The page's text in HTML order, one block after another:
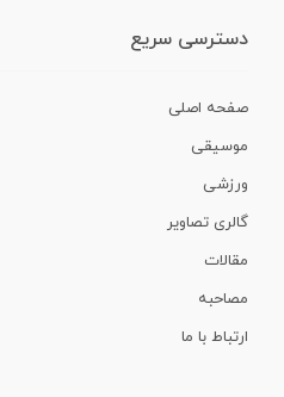
دسترسی سریع
صفحه اصلی
موسیقی
ورزشی
گالری تصاویر
مقالات
مصاحبه
ارتباط با ما